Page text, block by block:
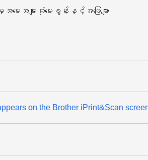
ေးအများဆုံးမေးခွန်းနှင့်အဖြေများ
on the Brother iPrint&Scan